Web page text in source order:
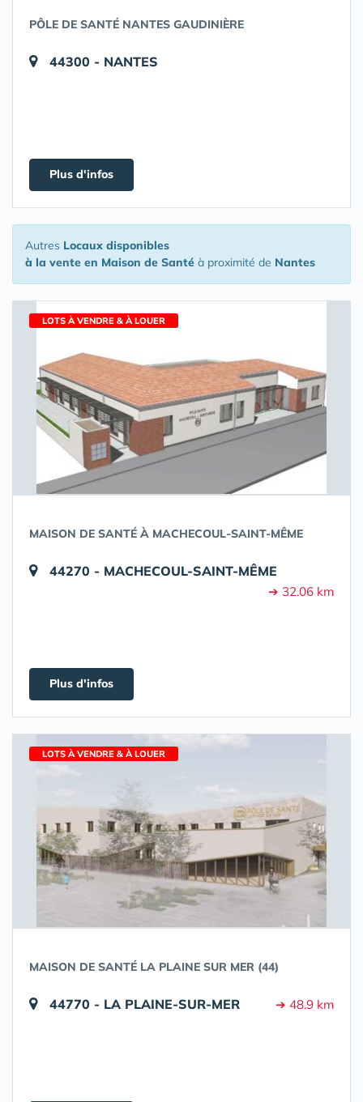
PÔLE DE SANTÉ NANTES GAUDINIÈRE
44300 - NANTES
Plus d'infos
Autres Locaux disponibles
à la vente en Maison de Santé à proximité de Nantes
LOTS À VENDRE & À LOUER
MAISON DE SANTÉ À MACHECOUL-SAINT-MÊME
44270 - MACHECOUL-SAINT-MÊME
➔ 32.06 km
Plus d'infos
LOTS À VENDRE & À LOUER
MAISON DE SANTÉ LA PLAINE SUR MER (44)
44770 - LA PLAINE-SUR-MER ➔ 48.9 km